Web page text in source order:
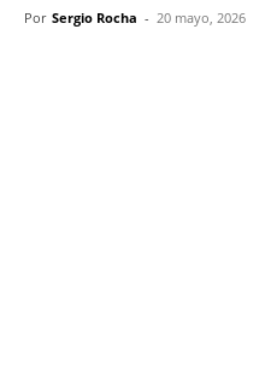
Por Sergio Rocha - 20 mayo, 2026